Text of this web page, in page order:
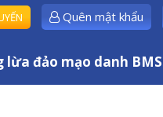
Quên mật khẩu
đảo mạo danh BMSC